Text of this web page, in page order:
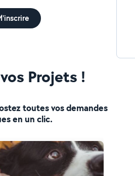
Projets !
toutes vos demandes
en un clic.